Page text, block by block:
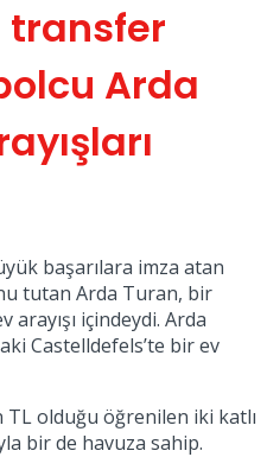
transfer
Arda
başarılara imza atan
tutan Arda Turan, bir
içindeydi. Arda
Castelldefels’te bir ev
TL olduğu öğrenilen iki katlı
bir de havuza sahip.